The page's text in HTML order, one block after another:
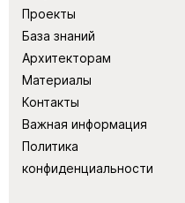
Проекты
База знаний
Архитекторам
Материалы
Контакты
Важная информация
Политика
конфиденциальности